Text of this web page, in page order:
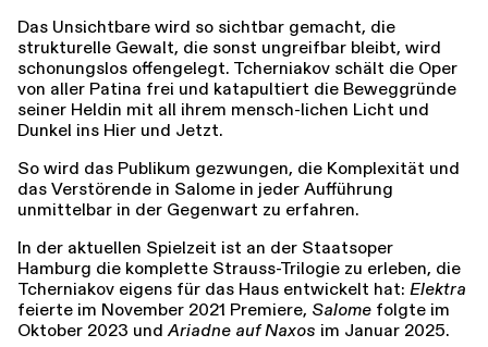
Das Unsichtbare wird so sichtbar gemacht, die
strukturelle Gewalt, die sonst ungreifbar bleibt, wird
schonungslos offengelegt. Tcherniakov schält die Oper
von aller Patina frei und katapultiert die Beweggründe
seiner Heldin mit all ihrem mensch-lichen Licht und
Dunkel ins Hier und Jetzt.
So wird das Publikum gezwungen, die Komplexität und
das Verstörende in Salome in jeder Aufführung
unmittelbar in der Gegenwart zu erfahren.
In der aktuellen Spielzeit ist an der Staatsoper
Hamburg die komplette Strauss-Trilogie zu erleben, die
Tcherniakov eigens für das Haus entwickelt hat: Elektra
feierte im November 2021 Premiere, Salome folgte im
Oktober 2023 undAriadne auf Naxos im Januar 2025.